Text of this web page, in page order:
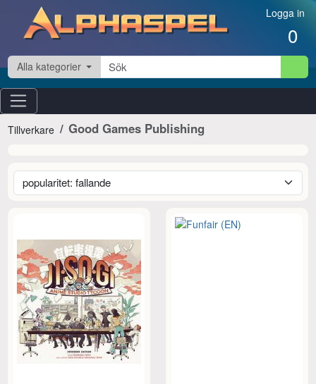
Hoppa till innehåll Logga in
0
Alla kategorier
Tillverkare Good Games Publishing